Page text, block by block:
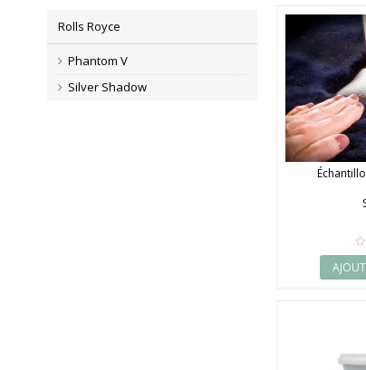
1982
1983
1984
1985
1986
Rolls Royce
Phantom V
Silver Shadow